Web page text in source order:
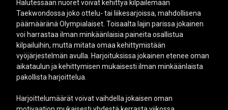
Halutessaan nuoret voivat kehittyä kilpailemaan
Taekwondossa joko ottelu- tai liikesarjoissa, mahdollisena
päämääränä Olympialaiset. Toisaalta lajin parissa jokainen
voi harrastaa ilman minkäänlaisia paineita osallistua
kilpailuihin, mutta mitata omaa kehittymistään
vyöjärjestelmän avulla. Harjoituksissa jokainen etenee oman
aikataulun ja kehittymisen mukaisesti ilman minkäänlaista
pakollista harjoittelua.
Harjoittelumäärät voivat vaihdella jokaisen oman